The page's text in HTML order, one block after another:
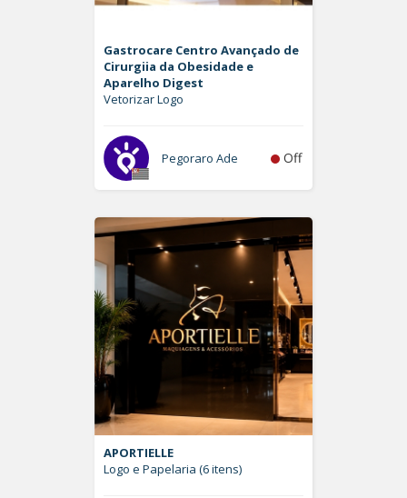
Gastrocare Centro Avançado de
Cirurgiia da Obesidade e
Aparelho Digest
Vetorizar Logo
Pegoraro Ade Off
APORTIELLE
Logo e Papelaria (6 itens)